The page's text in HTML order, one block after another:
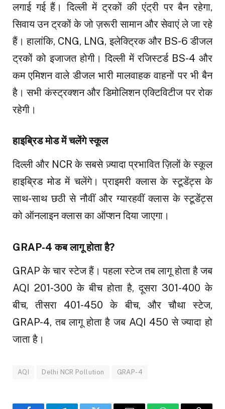
लगाई गई हैं। दिल्ली में ट्रकों की एंट्री पर बैन रहेगा,
सिवाय उन ट्रकों के जो ज़रूरी सामान और सेवाएं ले जा रहे
हैं। हालांकि, CNG, LNG, इलेक्ट्रिक और BS-6 डीजल
ट्रकों को इजाजत होगी। दिल्ली में रजिस्टर्ड BS-4 और
कम एमिशन वाले डीजल भारी मालवाहक वाहनों पर भी बैन
है। सभी कंस्ट्रक्शन और डिमोलिशन एक्टिविटीज पर रोक
रहेगी।
हाइब्रिड मोड में चलेंगे स्कूल
दिल्ली और NCR के सबसे ज़्यादा प्रभावित ज़िलों के स्कूल
हाइब्रिड मोड में चलेंगे। प्राइमरी क्लास के स्टूडेंट्स के
साथ-साथ छठी से नौवीं और ग्यारहवीं क्लास के स्टूडेंट्स
को ऑनलाइन क्लास का ऑप्शन दिया जाएगा।
GRAP-4 कब लागू होता है?
GRAP के चार स्टेज हैं। पहला स्टेज तब लागू होता है जब
AQI 201-300 के बीच होता है, दूसरा 301-400 के
बीच, तीसरा 401-450 के बीच, और चौथा स्टेज,
GRAP-4, तब लागू होता है जब AQI 450 से ज्यादा हो
जाता है।
AQI Delhi NCR Pollution GRAP-4